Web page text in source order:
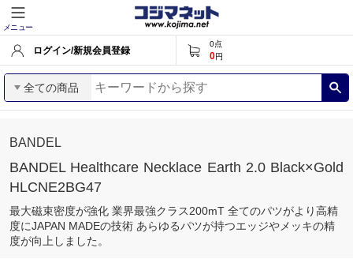
メニュー
ログイン/新規会員登録
0点
0円
全ての商品
BANDEL
BANDEL Healthcare Necklace Earth 2.0 Black×Gold
HLCNE2BG47
最大磁束密度が強化 業界最強クラス200mT 全てのパツがより高精
度にJAPAN MADEの技術 あらゆるパツが持つエッジやメッキの精
度が向上しました。